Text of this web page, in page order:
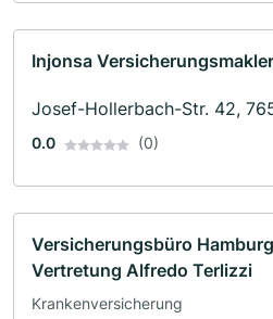
Injonsa
Josef-Hollerbach-Str. 42,
0.0 (0)
Versicherungsbüro
Vertretung Alfredo Terlizzi
Krankenversicherung